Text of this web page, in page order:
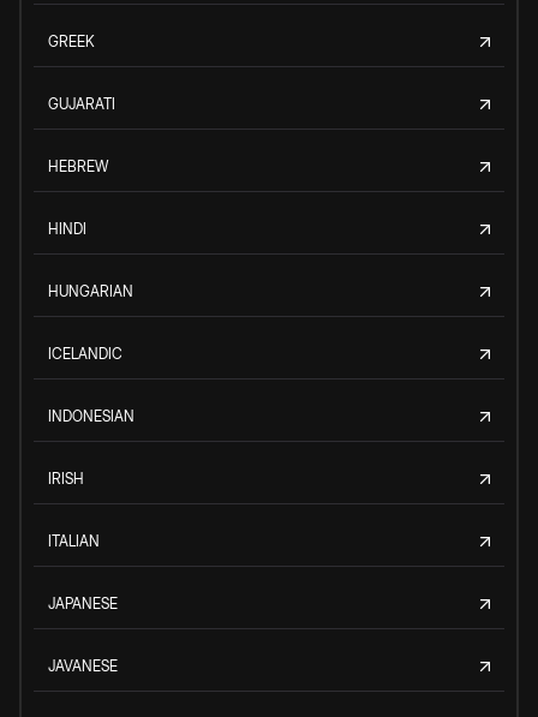
GREEK
GUJARATI
HEBREW
HINDI
HUNGARIAN
ICELANDIC
INDONESIAN
IRISH
ITALIAN
JAPANESE
JAVANESE